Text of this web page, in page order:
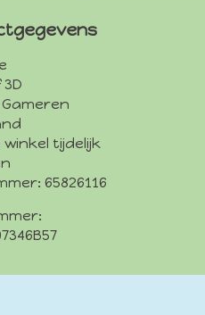
Gameren
winkel tijdelijk
65826116